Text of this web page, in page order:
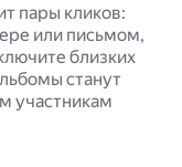
пары кликов:
или письмом,
близких
станут
участникам